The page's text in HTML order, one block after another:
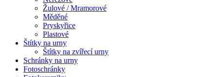
Žulové / Mramorové
Měděné
Pryskyřice
Plastové
Štítky na urny
Štítky na zvířecí urny
Schránky na urny
Fotoschránky